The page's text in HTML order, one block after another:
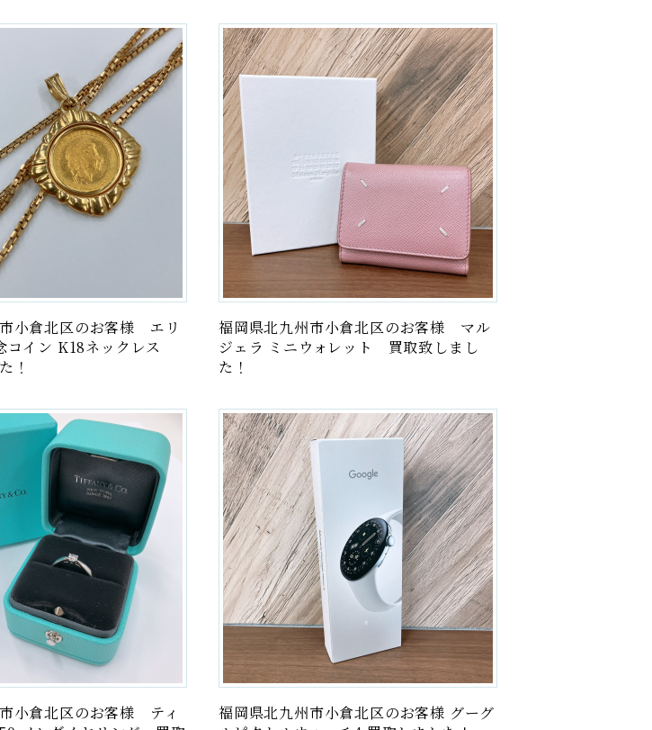
骨董品
絵画
金貨・記念硬貨・メダル
古銭・紙幣
商品券
家電・電子機器
雑貨
小倉北区のお客様 エリ
コイン K18ネックレス
！
福岡県北九州市小倉北区のお客様 マル
ジェラ ミニウォレット 買取致しまし
た！
小倉北区のお客様 ティ
福岡県北九州市小倉北区のお客様 グーグ